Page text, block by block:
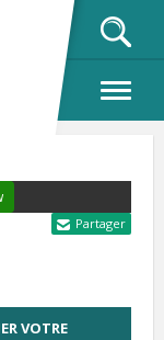
Partager
VOTRE